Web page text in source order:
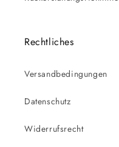
Rechtliches
Versandbedingungen
Datenschutz
Widerrufsrecht